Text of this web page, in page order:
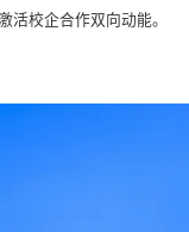
活校企合作双向动能。